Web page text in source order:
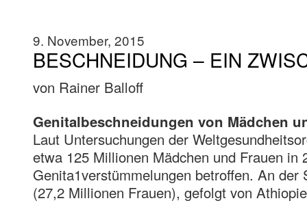
9. November, 2015
BESCHNEIDUNG – EIN
von Rainer Balloff
Genitalbeschneidungen von Mädchen
Laut Untersuchungen der
etwa 125 Millionen Mädchen und Frauen in
Genita1verstümmelungen betroffen. An der
(27,2 Millionen Frauen), gefolgt von